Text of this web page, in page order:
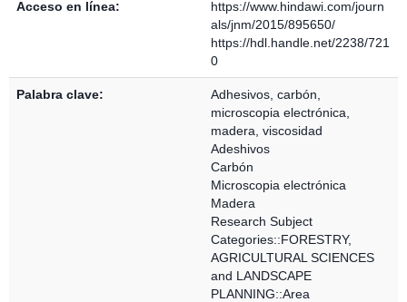
Acceso en línea:
https://www.hindawi.com/journ
als/jnm/2015/895650/
https://hdl.handle.net/2238/721
0
Palabra clave:
Adhesivos, carbón,
microscopia electrónica,
madera, viscosidad
Adeshivos
Carbón
Microscopia electrónica
Madera
Research Subject
Categories::FORESTRY,
AGRICULTURAL SCIENCES
and LANDSCAPE
PLANNING::Area